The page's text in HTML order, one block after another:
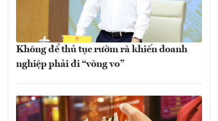
Không để thủ tục rườm rà khiến doanh
nghiệp phải đi “vòng vo”